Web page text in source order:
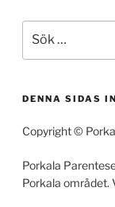
efter:
DENNA SIDAS
Copyright ©
Porkala
Porkala området.